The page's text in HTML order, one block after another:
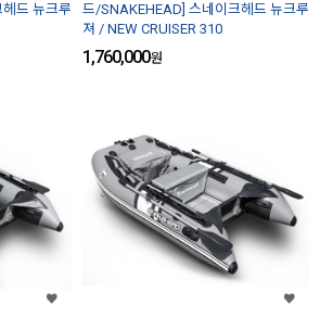
드 뉴크루
드/SNAKEHEAD] 스네이크헤드 뉴크루
져 / NEW CRUISER 310
1,760,000원